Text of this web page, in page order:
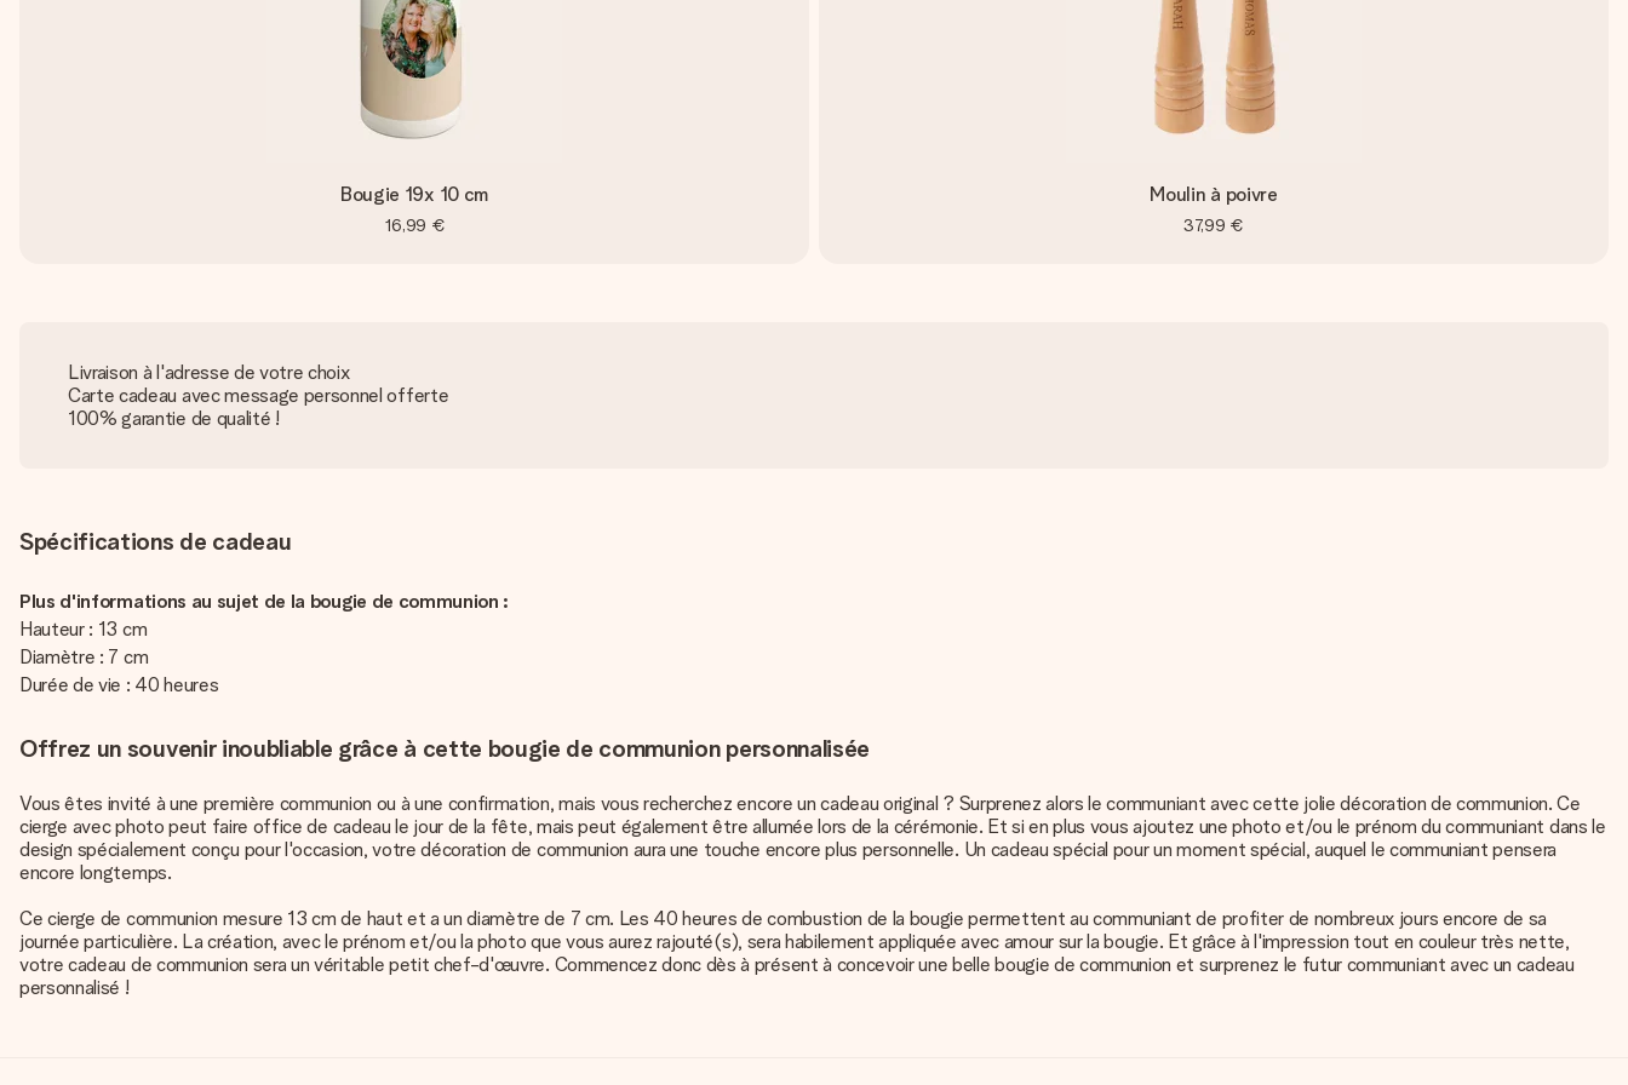
Bougie 19x 10 cm
16,99 €
Moulin à poivre
37,99 €
Livraison à l'adresse de votre choix
Carte cadeau avec message personnel offerte
100% garantie de qualité !
Spécifications de cadeau
Plus d'informations au sujet de la bougie de communion :
Hauteur : 13 cm
Diamètre : 7 cm
Durée de vie : 40 heures
Offrez un souvenir inoubliable grâce à cette bougie de communion personnalisée
Vous êtes invité à une première communion ou à une confirmation, mais vous recherchez encore un cadeau original ? Surprenez alors le communiant avec cette jolie décoration de communion. Ce
cierge avec photo peut faire office de cadeau le jour de la fête, mais peut également être allumée lors de la cérémonie. Et si en plus vous ajoutez une photo et/ou le prénom du communiant dans le
design spécialement conçu pour l'occasion, votre décoration de communion aura une touche encore plus personnelle. Un cadeau spécial pour un moment spécial, auquel le communiant pensera
encore longtemps.
Ce cierge de communion mesure 13 cm de haut et a un diamètre de 7 cm. Les 40 heures de combustion de la bougie permettent au communiant de profiter de nombreux jours encore de sa
journée particulière. La création, avec le prénom et/ou la photo que vous aurez rajouté(s), sera habilement appliquée avec amour sur la bougie. Et grâce à l'impression tout en couleur très nette,
votre cadeau de communion sera un véritable petit chef-d'œuvre. Commencez donc dès à présent à concevoir une belle bougie de communion et surprenez le futur communiant avec un cadeau
personnalisé !